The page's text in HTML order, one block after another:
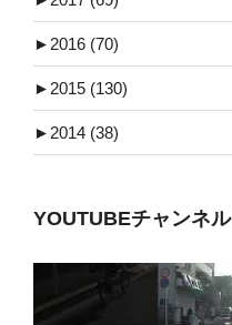
► 2016 (70)
► 2015 (130)
► 2014 (38)
YOUTUBEチャンネル